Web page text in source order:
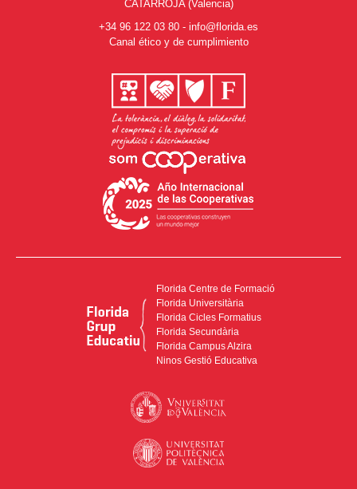
CATARROJA (Valencia)
+34 96 122 03 80 - info@florida.es
Canal ético y de cumplimiento
Florida Centre de Formació
Florida Universitària
Florida Cicles Formatius
Florida Secundària
Florida Campus Alzira
Ninos Gestió Educativa